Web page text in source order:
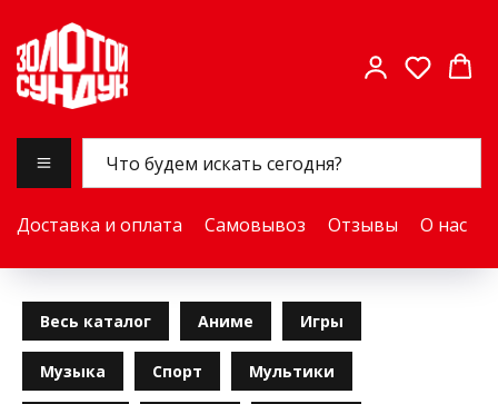
Доставка и оплата Самовывоз Отзывы О нас
Весь каталог Аниме Игры
Музыка Спорт Мультики